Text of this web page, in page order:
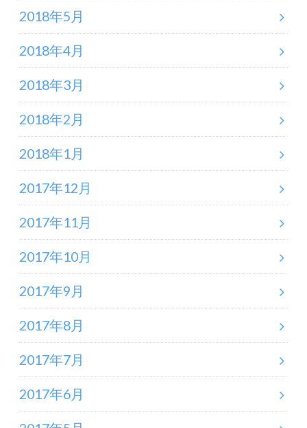
2018年5月
2018年4月
2018年3月
2018年2月
2018年1月
2017年12月
2017年11月
2017年10月
2017年9月
2017年8月
2017年7月
2017年6月